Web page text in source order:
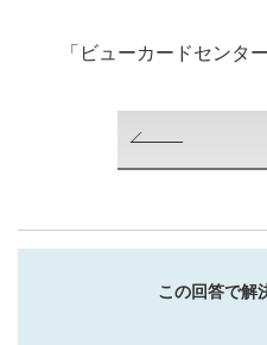
「ビューカードセンタ
この回答で解